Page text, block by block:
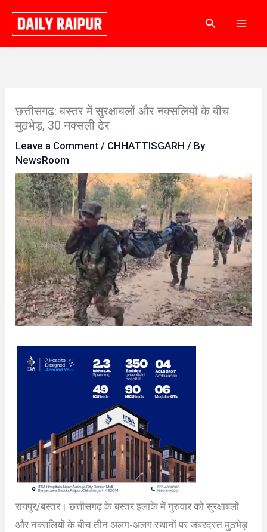
content
Search
छत्तीसगढ़: बस्तर में सुरक्षाबलों और नक्सलियों के बीच
मुठभेड़, 30 नक्सली ढेर
Leave a Comment / CHHATTISGARH / By
NewsRoom
रायपुर/बस्तर। छत्तीसगढ़ के बस्तर इलाके में गुरुवार को सुरक्षाबलों
और नक्सलियों के बीच तीन अलग-अलग स्थानों पर जबरदस्त मुठभेड़